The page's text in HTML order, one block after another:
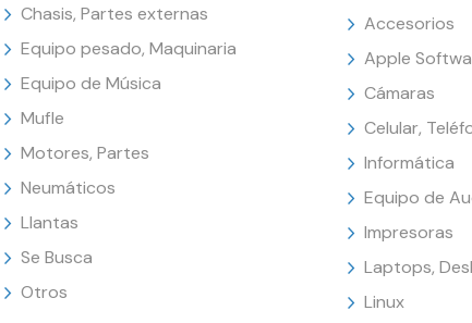
Chasis, Partes externas
Equipo pesado, Maquinaria
Equipo de Música
Mufle
Motores, Partes
Neumáticos
Llantas
Se Busca
Otros
Accesorios
Apple
Cámaras
Celular,
Informática
Equipo de
Impresoras
Laptops,
Linux